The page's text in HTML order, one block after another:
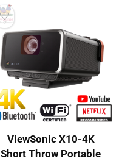
ViewSonic X10-4K
Short Throw Portable